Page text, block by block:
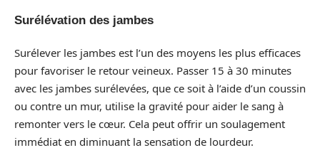
Surélévation des jambes
Surélever les jambes est l’un des moyens les plus efficaces
pour favoriser le retour veineux. Passer 15 à 30 minutes
avec les jambes surélevées, que ce soit à l’aide d’un coussin
ou contre un mur, utilise la gravité pour aider le sang à
remonter vers le cœur. Cela peut offrir un soulagement
immédiat en diminuant la sensation de lourdeur.